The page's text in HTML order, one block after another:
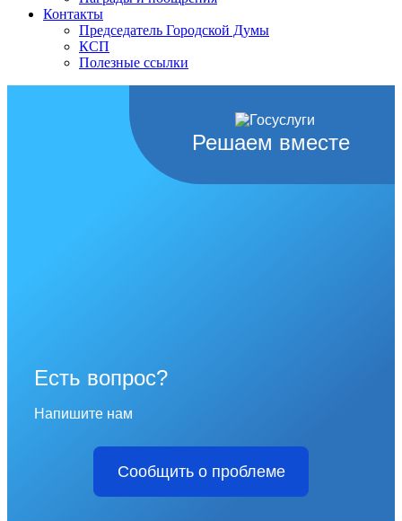
Контакты
Председатель Городской Думы
КСП
Полезные ссылки
Решаем вместе
Есть вопрос?
Напишите нам
Сообщить о проблеме